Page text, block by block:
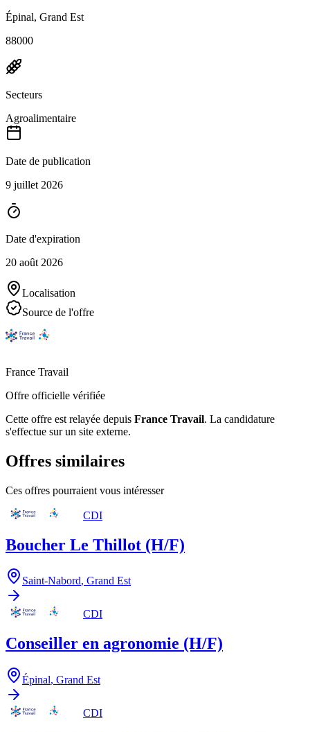
Épinal, Grand Est
88000
Secteurs
Agroalimentaire
Date de publication
9 juillet 2026
Date d'expiration
20 août 2026
Localisation
Source de l'offre
France Travail
Offre officielle vérifiée
Cette offre est relayée depuis France Travail. La candidature
s'effectue sur un site externe.
Offres similaires
Ces offres pourraient vous intéresser
CDI
Boucher Le Thillot (H/F)
Saint-Nabord, Grand Est
CDI
Conseiller en agronomie (H/F)
Épinal, Grand Est
CDI